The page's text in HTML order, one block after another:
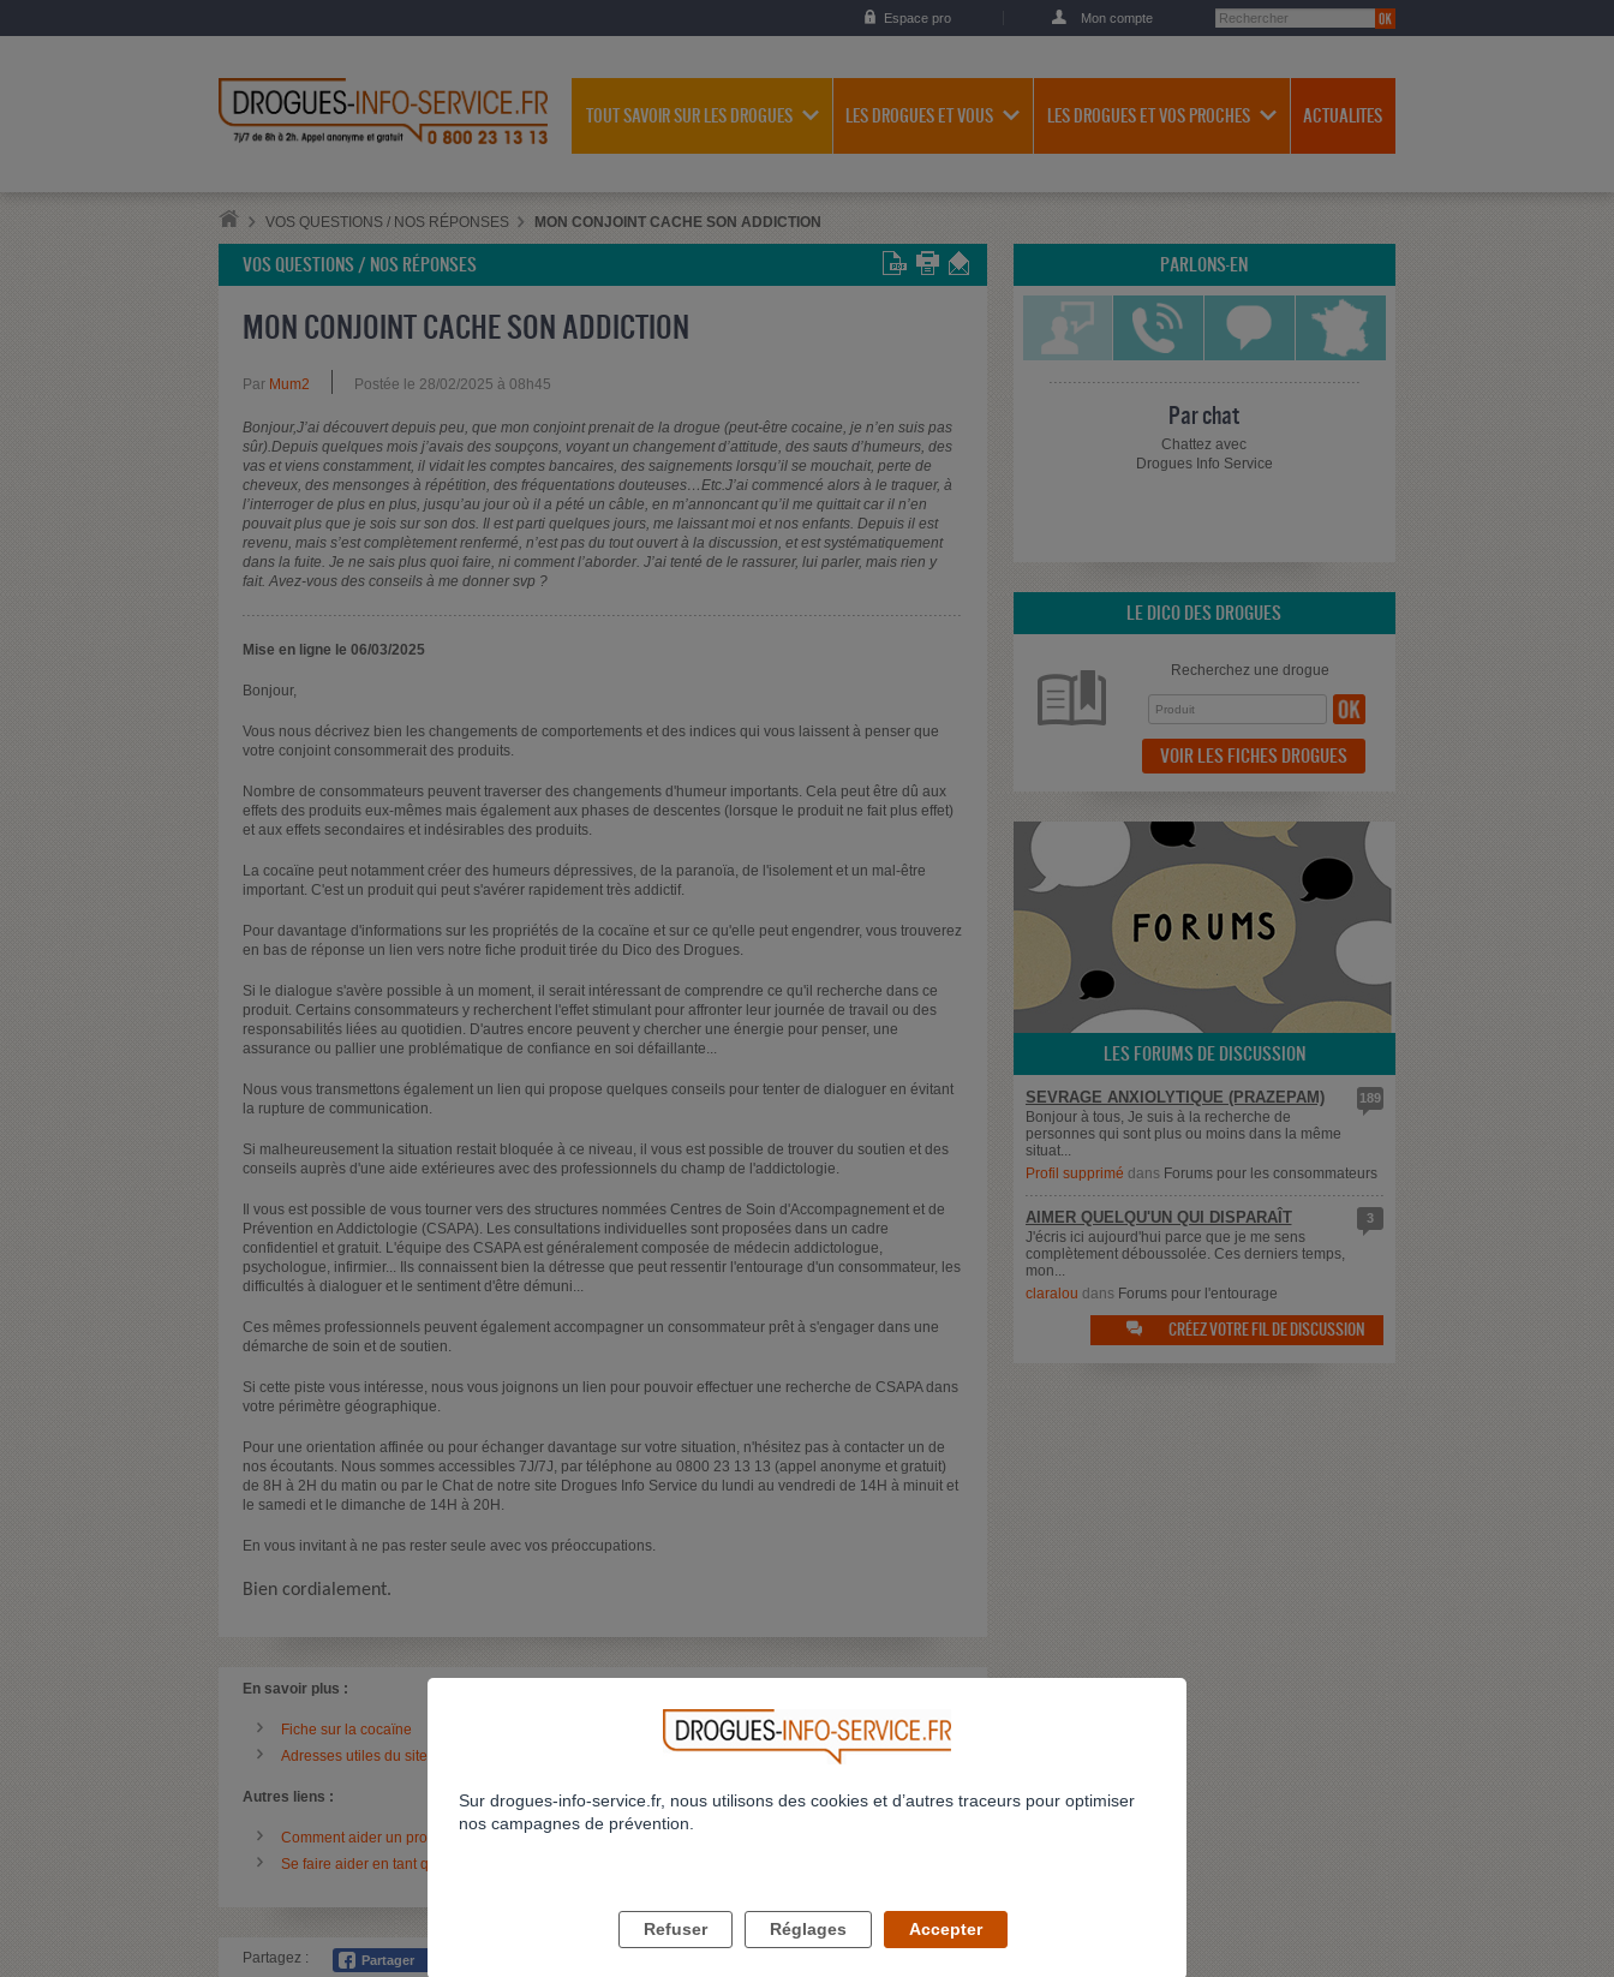
Espace pro Mon compte
TOUT SAVOIR SUR LES DROGUES LES DROGUES ET VOUS LES DROGUES ET VOS PROCHES ACTUALITES
VOS QUESTIONS / NOS RÉPONSES MON CONJOINT CACHE SON ADDICTION
VOS QUESTIONS / NOS RÉPONSES
MON CONJOINT CACHE SON ADDICTION
Par Mum2 Postée le 28/02/2025 à 08h45
Bonjour,J’ai découvert depuis peu, que mon conjoint prenait de la drogue (peut-être cocaine, je n’en suis pas
sûr).Depuis quelques mois j’avais des soupçons, voyant un changement d’attitude, des sauts d’humeurs, des
vas et viens constamment, il vidait les comptes bancaires, des saignements lorsqu’il se mouchait, perte de
cheveux, des mensonges à répétition, des fréquentations douteuses…Etc.J’ai commencé alors à le traquer, à
l’interroger de plus en plus, jusqu’au jour où il a pété un câble, en m’annoncant qu’il me quittait car il n’en
pouvait plus que je sois sur son dos. Il est parti quelques jours, me laissant moi et nos enfants. Depuis il est
revenu, mais s’est complètement renfermé, n’est pas du tout ouvert à la discussion, et est systématiquement
dans la fuite. Je ne sais plus quoi faire, ni comment l’aborder. J’ai tenté de le rassurer, lui parler, mais rien y
fait. Avez-vous des conseils à me donner svp ?
Mise en ligne le 06/03/2025
Bonjour,
Vous nous décrivez bien les changements de comportements et des indices qui vous laissent à penser que
votre conjoint consommerait des produits.
Nombre de consommateurs peuvent traverser des changements d'humeur importants. Cela peut être dû aux
effets des produits eux-mêmes mais également aux phases de descentes (lorsque le produit ne fait plus effet)
et aux effets secondaires et indésirables des produits.
La cocaïne peut notamment créer des humeurs dépressives, de la paranoïa, de l'isolement et un mal-être
important. C'est un produit qui peut s'avérer rapidement très addictif.
Pour davantage d'informations sur les propriétés de la cocaïne et sur ce qu'elle peut engendrer, vous trouverez
en bas de réponse un lien vers notre fiche produit tirée du Dico des Drogues.
Si le dialogue s'avère possible à un moment, il serait intéressant de comprendre ce qu'il recherche dans ce
produit. Certains consommateurs y recherchent l'effet stimulant pour affronter leur journée de travail ou des
responsabilités liées au quotidien. D'autres encore peuvent y chercher une énergie pour penser, une
assurance ou pallier une problématique de confiance en soi défaillante...
Nous vous transmettons également un lien qui propose quelques conseils pour tenter de dialoguer en évitant
la rupture de communication.
Si malheureusement la situation restait bloquée à ce niveau, il vous est possible de trouver du soutien et des
conseils auprès d'une aide extérieures avec des professionnels du champ de l'addictologie.
Il vous est possible de vous tourner vers des structures nommées Centres de Soin d'Accompagnement et de
Prévention en Addictologie (CSAPA). Les consultations individuelles sont proposées dans un cadre
confidentiel et gratuit. L'équipe des CSAPA est généralement composée de médecin addictologue,
psychologue, infirmier... Ils connaissent bien la détresse que peut ressentir l'entourage d'un consommateur, les
difficultés à dialoguer et le sentiment d'être démuni...
Ces mêmes professionnels peuvent également accompagner un consommateur prêt à s'engager dans une
démarche de soin et de soutien.
Si cette piste vous intéresse, nous vous joignons un lien pour pouvoir effectuer une recherche de CSAPA dans
votre périmètre géographique.
Pour une orientation affinée ou pour échanger davantage sur votre situation, n'hésitez pas à contacter un de
nos écoutants. Nous sommes accessibles 7J/7J, par téléphone au 0800 23 13 13 (appel anonyme et gratuit)
de 8H à 2H du matin ou par le Chat de notre site Drogues Info Service du lundi au vendredi de 14H à minuit et
le samedi et le dimanche de 14H à 20H.
En vous invitant à ne pas rester seule avec vos préoccupations.
Bien cordialement.
En savoir plus :
Fiche sur la cocaïne
Adresses utiles du site Drogues info service
Autres liens :
Comment aider un proche consommateur?
Se faire aider en tant qu'entourage
Partagez :
PARLONS-EN
Par chat
Chattez avec
Drogues Info Service
LE DICO DES DROGUES
Recherchez une drogue
VOIR LES FICHES DROGUES
LES FORUMS DE DISCUSSION
189
SEVRAGE ANXIOLYTIQUE (PRAZEPAM)
Bonjour à tous, Je suis à la recherche de
personnes qui sont plus ou moins dans la même
situat...
Profil supprimé dans Forums pour les consommateurs
3
AIMER QUELQU'UN QUI DISPARAÎT
J'écris ici aujourd'hui parce que je me sens
complètement déboussolée. Ces derniers temps,
mon...
claralou dans Forums pour l'entourage
 CRÉEZ VOTRE FIL DE DISCUSSION
Sur drogues-info-service.fr, nous utilisons des cookies et d’autres traceurs pour optimiser
nos campagnes de prévention.
Refuser Réglages Accepter